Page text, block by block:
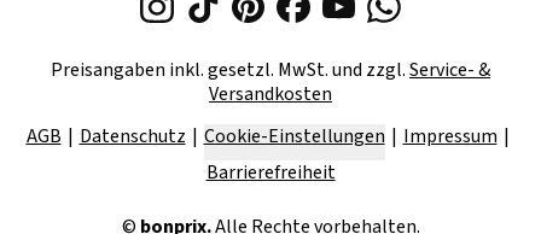
Preisangaben inkl. gesetzl. MwSt. und zzgl.Service- &
Versandkosten
AGB
Datenschutz Cookie-Einstellungen
Impressum
Barrierefreiheit
© bonprix.Alle Rechte vorbehalten.